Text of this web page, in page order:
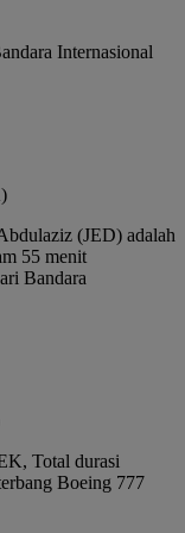
Internasional
(JED) adalah
55 menit
Bandara
Total durasi
Boeing 777